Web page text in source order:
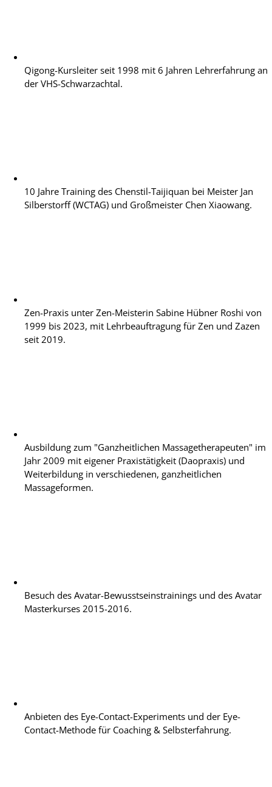
Qigong-Kursleiter seit 1998 mit 6 Jahren Lehrerfahrung an
der VHS-Schwarzachtal.
10 Jahre Training des Chenstil-Taijiquan bei Meister Jan
Silberstorff (WCTAG) und Großmeister Chen Xiaowang.
Zen-Praxis unter Zen-Meisterin Sabine Hübner Roshi von
1999 bis 2023, mit Lehrbeauftragung für Zen und Zazen
seit 2019.
Ausbildung zum "Ganzheitlichen Massagetherapeuten" im
Jahr 2009 mit eigener Praxistätigkeit (Daopraxis) und
Weiterbildung in verschiedenen, ganzheitlichen
Massageformen.
Besuch des Avatar-Bewusstseinstrainings und des Avatar
Masterkurses 2015-2016.
Anbieten des Eye-Contact-Experiments und der Eye-
Contact-Methode für Coaching & Selbsterfahrung.